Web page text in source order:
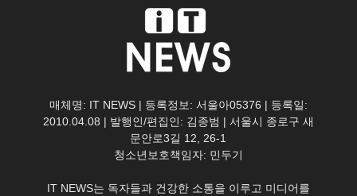
매체명: IT NEWS | 등록정보: 서울아05376 | 등록일:
2010.04.08 | 발행인/편집인: 김종범 | 서울시 종로구 새
문안로3길 12, 26-1
청소년보호책임자: 민두기
IT NEWS는 독자들과 건강한 소통을 이루고 미디어를